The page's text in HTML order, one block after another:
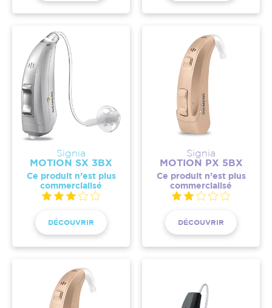
Signia
MOTION SX 3BX
Ce produit n’est plus
commercialisé
DÉCOUVRIR
Signia
MOTION PX 5BX
Ce produit n’est plus
commercialisé
DÉCOUVRIR